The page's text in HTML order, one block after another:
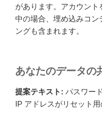
があります。アカウン
中の場合、埋め込みコ
ングも含まれます。
あなたのデータの
提案テキスト: パスワー
IP アドレスがリセット用